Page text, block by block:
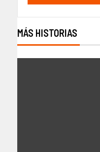
MÁS HISTORIAS